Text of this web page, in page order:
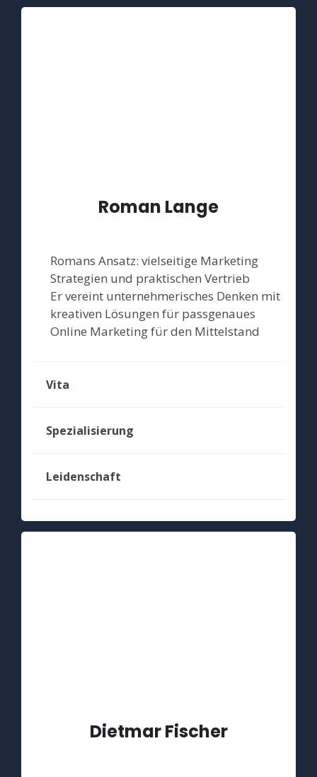
Roman Lange
Romans Ansatz: vielseitige Marketing
Strategien und praktischen Vertrieb
Er vereint unternehmerisches Denken mit
kreativen Lösungen für passgenaues
Online Marketing für den Mittelstand
Vita
Spezialisierung
Leidenschaft
Dietmar Fischer